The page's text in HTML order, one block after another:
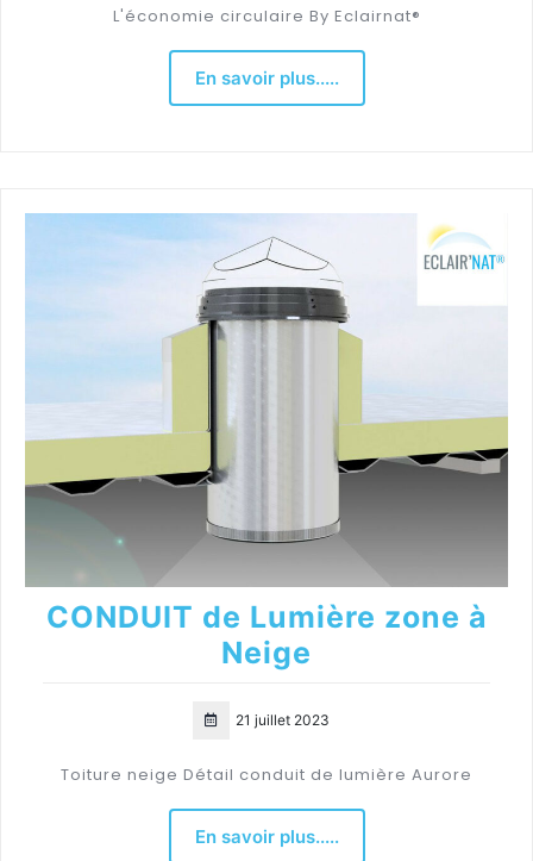
L'économie circulaire By Eclairnat®
En savoir plus.....
CONDUIT de Lumière zone à
Neige
21 juillet 2023
Toiture neige Détail conduit de lumière Aurore
En savoir plus.....